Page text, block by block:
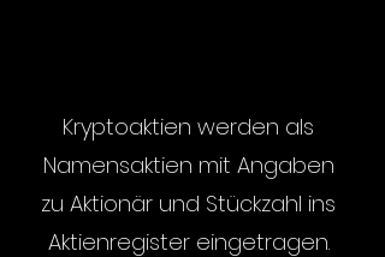
Kryptoaktien werden als
Namensaktien mit Angaben
zu Aktionär und Stückzahl ins
Aktienregister eingetragen.